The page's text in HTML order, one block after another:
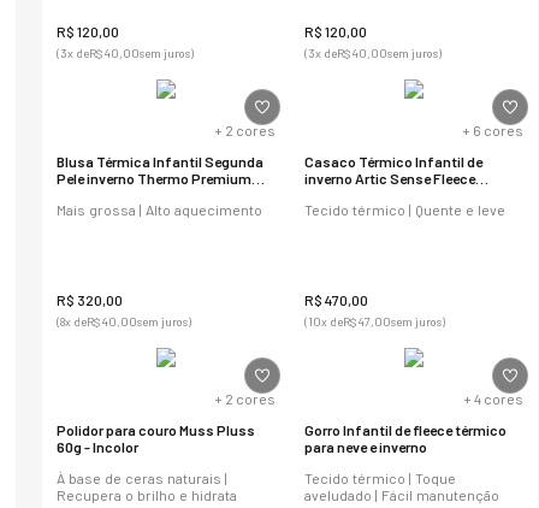
R$ 120 00
(3x deR$40,00sem juros)
R$ 120 00
(3x deR$40,00sem juros)
+ 2 cores
Blusa Térmica Infantil Segunda
Pele inverno Thermo Premium
Mais grossa | Alto aquecimento
R$ 320 00
(8x deR$40,00sem juros)
+ 6 cores
Casaco Térmico Infantil de
inverno Artic Sense Fleece
Tecido térmico | Quente e leve
R$ 470 00
(10x deR$47,00sem juros)
+ 2 cores
Polidor para couro Muss Pluss
60g - Incolor
À base de ceras naturais |
Recupera o brilho e hidrata
+4 cores
Gorro Infantil de fleece térmico
para neve e inverno
Tecido térmico | Toque
aveludado | Fácil manutenção